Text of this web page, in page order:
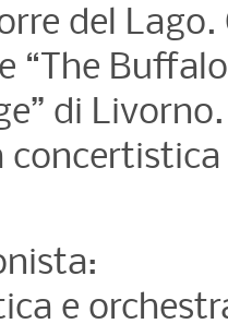
del Lago.
“The
di Livorno.
e